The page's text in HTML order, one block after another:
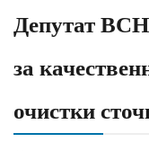
Депутат
за
очистки